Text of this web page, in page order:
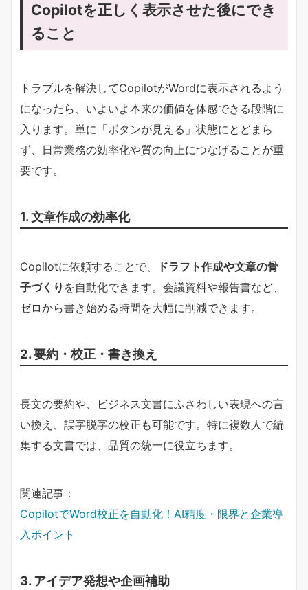
Copilotを正しく表示させた後にでき
ること
トラブルを解決してCopilotがWordに表示されるよう
になったら、いよいよ本来の価値を体感できる段階に
入ります。単に「ボタンが見える」状態にとどまら
ず、日常業務の効率化や質の向上につなげることが重
要です。
1. 文章作成の効率化
Copilotに依頼することで、
ドラフト作成や文章の骨
子づくり を自動化できます。会議資料や報告書など、
ゼロから書き始める時間を大幅に削減できます。
2. 要約・校正・書き換え
長文の要約や、ビジネス文書にふさわしい表現への言
い換え、誤字脱字の校正も可能です。特に複数人で編
集する文書では、品質の統一に役立ちます。
関連記事：
CopilotでWord校正を自動化！AI精度・限界と企業導
入ポイント
3. アイデア発想や企画補助